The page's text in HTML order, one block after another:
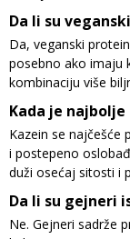
Da li su
Da, veganski
posebno ako imaju
kombinaciju više
Kada je
Kazein se najčešće
i postepeno
duži osećaj sitosti i
Da li su gejneri
Ne. Gejneri sadrže